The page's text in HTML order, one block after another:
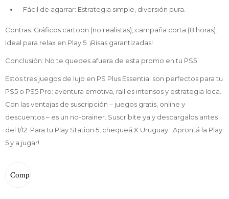
Fácil de agarrar: Estrategia simple, diversión pura.
Contras: Gráficos cartoon (no realistas), campaña corta (8 horas).
Ideal para relax en Play 5. ¡Risas garantizadas!
Conclusión: No te quedes afuera de esta promo en tu PS5
Estos tres juegos de lujo en PS Plus Essential son perfectos para tu
PS5 o PS5 Pro: aventura emotiva, rallies intensos y estrategia loca.
Con las ventajas de suscripción – juegos gratis, online y
descuentos – es un no-brainer. Suscribite ya y descargalos antes
del 1/12. Para tu Play Station 5, chequeá X Uruguay. ¡Aprontá la Play
5 y a jugar!